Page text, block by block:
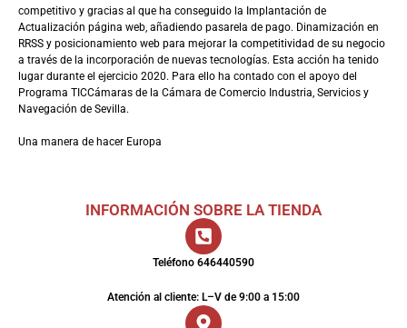
competitivo y gracias al que ha conseguido la Implantación de
Actualización página web, añadiendo pasarela de pago. Dinamización en
RRSS y posicionamiento web para mejorar la competitividad de su negocio
a través de la incorporación de nuevas tecnologías. Esta acción ha tenido
lugar durante el ejercicio 2020. Para ello ha contado con el apoyo del
Programa TICCámaras de la Cámara de Comercio Industria, Servicios y
Navegación de Sevilla.
Una manera de hacer Europa
INFORMACIÓN SOBRE LA TIENDA
Teléfono 646440590
Atención al cliente: L–V de 9:00 a 15:00